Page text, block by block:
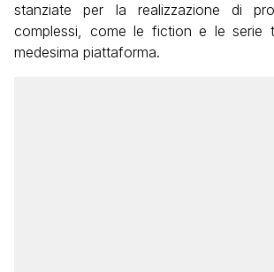
stanziate per la realizzazione di
complessi, come le fiction e le serie
medesima piattaforma.